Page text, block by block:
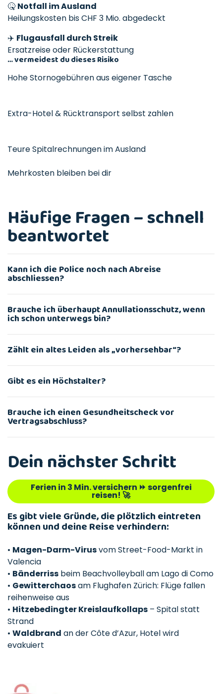
🤒 Notfall im Ausland
Heilungskosten bis CHF 3 Mio. abgedeckt
✈️ Flugausfall durch Streik
Ersatzreise oder Rückerstattung
… vermeidest du dieses Risiko
Hohe Storno­gebühren aus eigener Tasche
Extra-Hotel & Rücktransport selbst zahlen
Teure Spital­rechnungen im Ausland
Mehrkosten bleiben bei dir
Häufige Fragen – schnell
beantwortet
Kann ich die Police noch nach Abreise
abschliessen?
Brauche ich überhaupt Annullations­schutz, wenn
ich schon unterwegs bin?
Zählt ein altes Leiden als „vorhersehbar“?
Gibt es ein Höchstalter?
Brauche ich einen Gesundheitscheck vor
Vertragsabschluss?
Dein nächster Schritt
Ferien in 3 Min. versichern ⏩ sorgenfrei
reisen! 🚀
Es gibt viele Gründe, die plötzlich eintreten
können und deine Reise verhindern:
• Magen-Darm-Virusvom Street-Food-Markt in
Valencia
• Bänderriss beim Beachvolleyball am Lago di Como
• Gewitterchaosam Flughafen Zürich: Flüge fallen
reihenweise aus
• Hitzebedingter Kreislaufkollaps – Spital statt
Strand
• Waldbrand an der Côte d’Azur, Hotel wird
evakuiert